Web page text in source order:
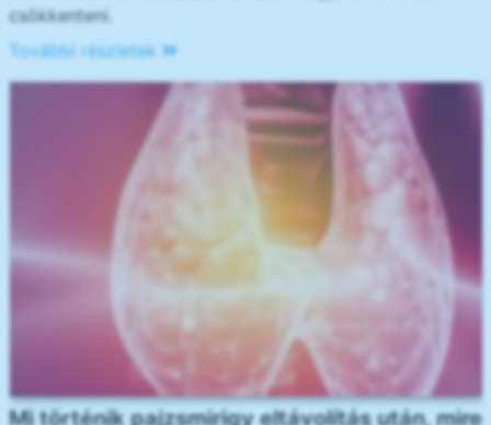
csökkenteni.
További részletek
Mi történik pajzsmirigy eltávolítás után, mire